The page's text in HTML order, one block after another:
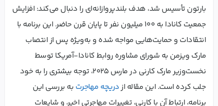
بارتون تأسیس شد، هدف بلندپروازانه‌ای را دنبال می‌کند: افزایش
جمعیت کانادا به ۱۰۰ میلیون نفر تا پایان قرن حاضر. این برنامه با
انتقادات و حمایت‌هایی مواجه شده و به‌ویژه پس از انتصاب
مارک ویزمن به شورای مشاوره روابط کانادا-آمریکا توسط
نخست‌وزیر مارک کارنی در مارس ۲۰۲۵، توجه بیشتری را به خود
جلب کرده است. این مقاله ازدریچه مهاجرت به بررسی این
برنامه، ارتباط آن با کارنی، تغییرات مهاجرتی اخیر، و شایعات